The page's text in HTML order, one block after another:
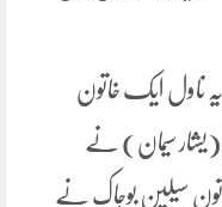
ناول ایک خاتون
(یشار سیمان) نے
سیلین بوجاک نے